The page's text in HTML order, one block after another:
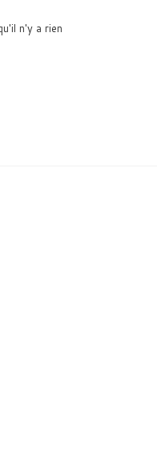
n'y a rien